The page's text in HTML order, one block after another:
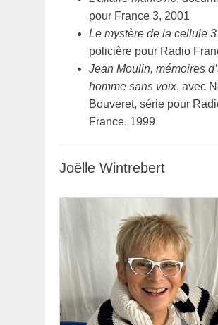
pour France 3, 2001
Le mystère de la cellule
policière pour Radio
Jean Moulin, mémoires
homme sans voix, avec
Bouveret, série pour
France, 1999
Joëlle Wintrebert